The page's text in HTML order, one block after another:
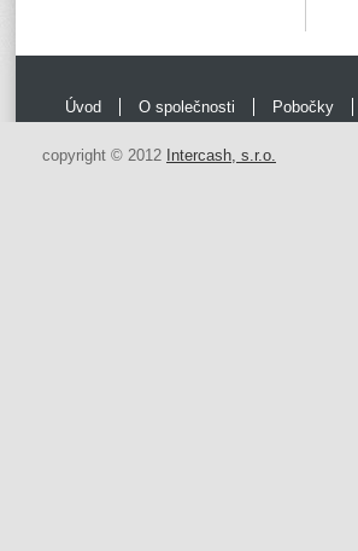
Úvod O společnosti Pobočky
copyright © 2012 Intercash, s.r.o.